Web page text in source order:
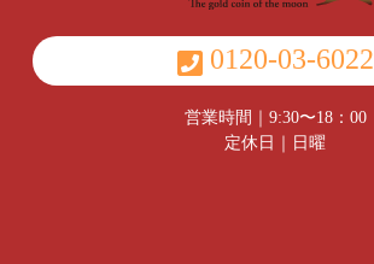
0120-03-6022
営業時間｜9:30〜18：00
定休日｜日曜